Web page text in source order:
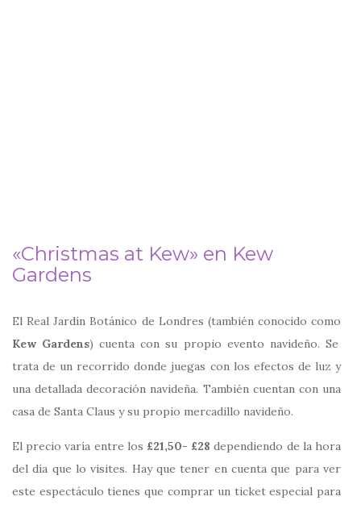
«Christmas at Kew» en Kew
Gardens
El Real Jardín Botánico de Londres (también conocido como
Kew Gardens) cuenta con su propio evento navideño. Se
trata de un recorrido donde juegas con los efectos de luz y
una detallada decoración navideña. También cuentan con una
casa de Santa Claus y su propio mercadillo navideño.
El precio varía entre los £21,50- £28 dependiendo de la hora
del día que lo visites. Hay que tener en cuenta que para ver
este espectáculo tienes que comprar un ticket especial para